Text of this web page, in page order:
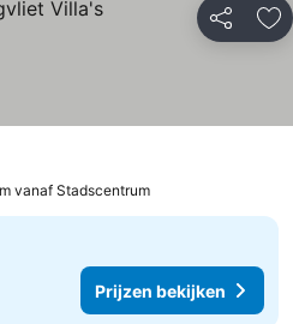
Delen
vanaf Stadscentrum
Prijzen bekijken